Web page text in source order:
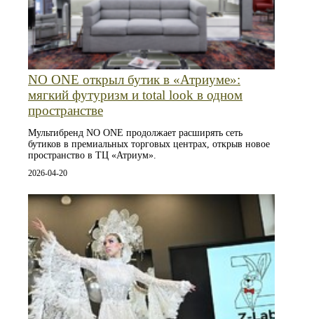
NO ONE открыл бутик в «Атриуме»:
мягкий футуризм и total look в одном
пространстве
Мультибренд NO ONE продолжает расширять сеть
бутиков в премиальных торговых центрах, открыв новое
пространство в ТЦ «Атриум».
2026-04-20